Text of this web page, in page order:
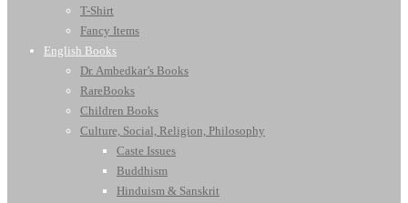
T-Shirt
Fancy Items
English Books
Dr. Ambedkar’s Books
RareBooks
Children Books
Culture, Social, Religion, Philosophy
Caste Issues
Buddhism
Hinduism & Sanskrit